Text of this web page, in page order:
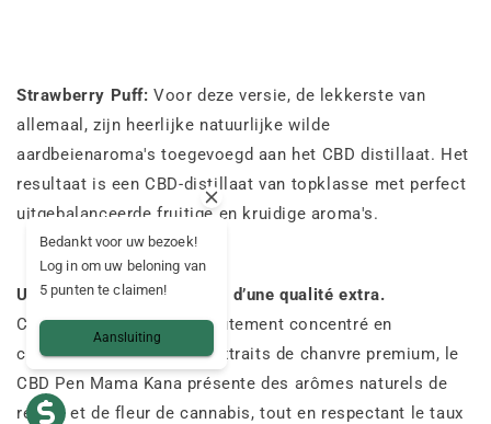
Strawberry Puff: Voor deze versie, de lekkerste van
allemaal, zijn heerlijke natuurlijke wilde
aardbeienaroma's toegevoegd aan het CBD distillaat. Het
resultaat is een CBD-distillaat van topklasse met perfect
uitgebalanceerde fruitige en kruidige aroma's.
Un extrait de chanvre CBD d’une qualité extra.
Composé d’un distillat hautement concentré en
cannabinoïdes, à base d’extraits de chanvre premium, le
CBD Pen Mama Kana présente des arômes naturels de
résine et de fleur de cannabis, tout en respectant le taux
Bedankt voor uw bezoek!
Log in om uw beloning van
5 punten te claimen!
Aansluiting